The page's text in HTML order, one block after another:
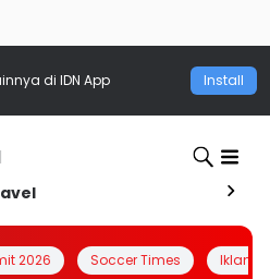
di IDN App Install
2026 Soccer Times Iklanin